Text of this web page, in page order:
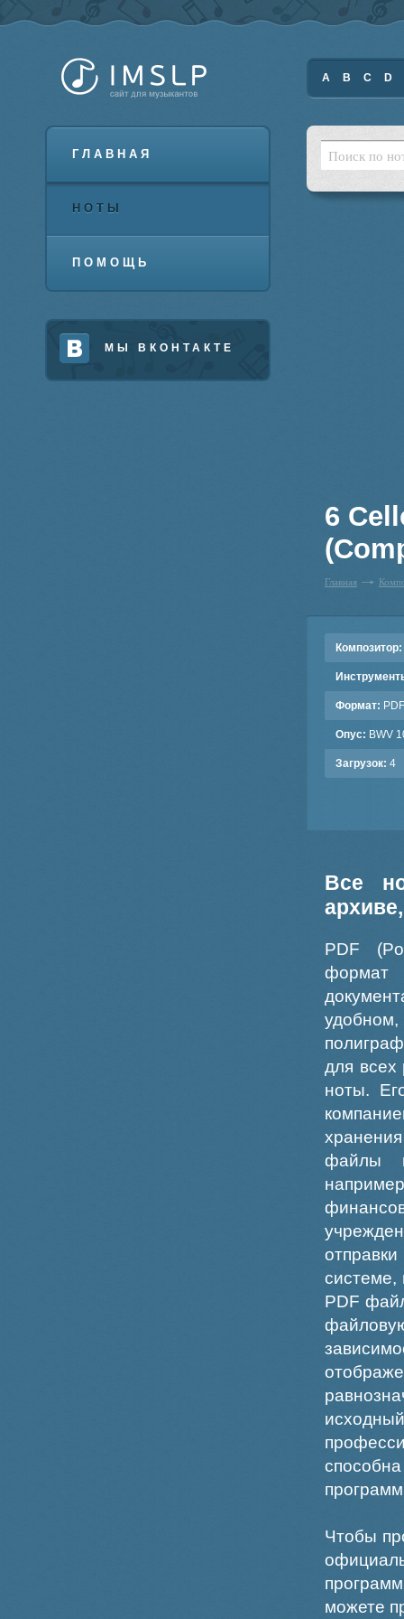
ГЛАВНАЯ
НОТЫ
ПОМОЩЬ
МЫ ВКОНТАКТЕ
A B C D
6
Главная
Композитор:
Формат: PDF
Опус: BWV
Загрузок: 4
Все
PDF
формат
для всех
ноты.
файлы
системе,
PDF
Чтобы
можете